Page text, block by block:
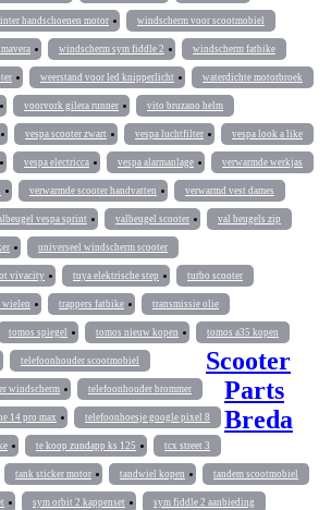
handschoenen motor windscherm voor scootmobiel
windscherm sym fiddle 2 windscherm fatbike
weerstand voor led knipperlicht waterdichte motorbroek
voorvork gilera runner vito bruzano helm
vespa scooter zwart vespa luchtfilter vespa look a like
vespa electricca vespa alarmanlage verwarmde werkjas
verwarmde scooter handvatten verwarmd vest dames
vespa sprint valbeugel scooter val beugels zip
universeel windscherm scooter
vivacity tuya elektrische step turbo scooter
wielen trappers fatbike transmissie olie
tomos spiegel tomos nieuw kopen tomos a35 kopen
telefoonhouder scootmobiel
windscherm telefoonhouder brommer
14 pro max telefoonhoesje google pixel 8
te koop zundapp ks 125 tcx street 3
tank sticker motor tandwiel kopen tandem scootmobiel
sym orbit 2 kappenset sym fiddle 2 aanbieding
Scooter
Parts
Breda